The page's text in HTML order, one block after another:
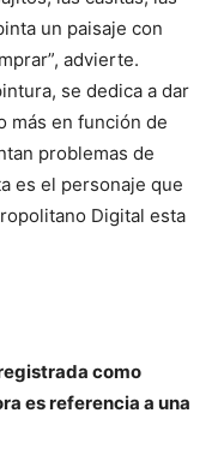
un paisaje con
advierte.
se dedica a dar
más en función de
problemas de
es el personaje que
Digital esta
como
es referencia a una